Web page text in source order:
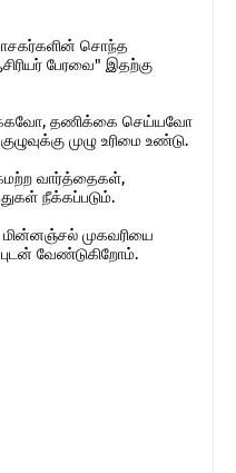
சொந்த
பேரவை" இதற்கு
தணிக்கை செய்யவோ
முழு உரிமை உண்டு.
வார்த்தைகள்,
நீக்கப்படும்.
மின்னஞ்சல் முகவரியை
வேண்டுகிறோம்.